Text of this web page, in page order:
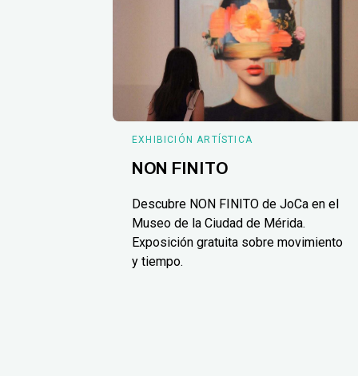
EXHIBICIÓN ARTÍSTICA
NON FINITO
Descubre NON FINITO de JoCa en el
Museo de la Ciudad de Mérida.
Exposición gratuita sobre movimiento
y tiempo.